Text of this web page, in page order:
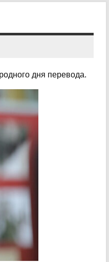
дня перевода.